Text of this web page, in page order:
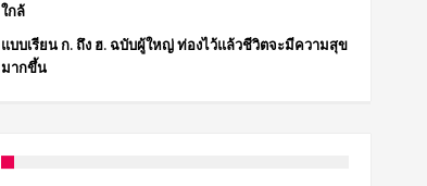
ใกล้
แบบเรียน ก. ถึง ฮ. ฉบับผู้ใหญ่ ท่องไว้แล้วชีวิตจะมีความสุข
มากขึ้น